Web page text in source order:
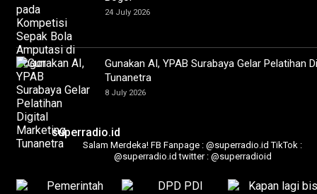
24 July 2026
Gunakan AI, YPAB Surabaya Gelar Pelatihan
Tunanetra
8 July 2026
superradio.id
Salam Merdeka! FB Fanpage : @superradio.id TikTok :
@superradio.id twitter : @superradioid